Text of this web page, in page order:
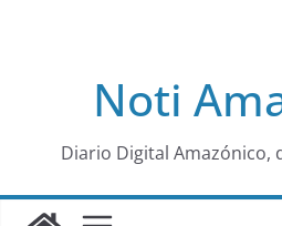
al
Noti
Diario Digital Amazónico,